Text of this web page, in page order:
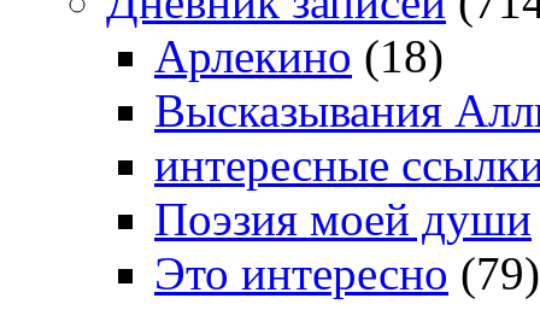
Арлекино (18)
Высказывания
интересные
Поэзия моей души
Это интересно (79)